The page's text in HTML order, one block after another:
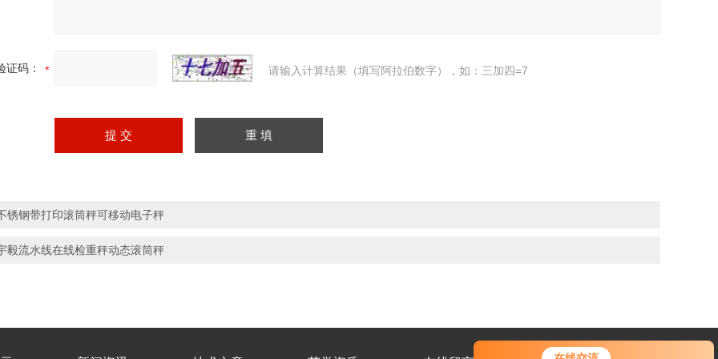
证码： 请输入计算结果（填写阿拉伯数字），如：三加四=7
锈钢带打印滚筒秤可移动电子秤
毅流水线在线检重秤动态滚筒秤